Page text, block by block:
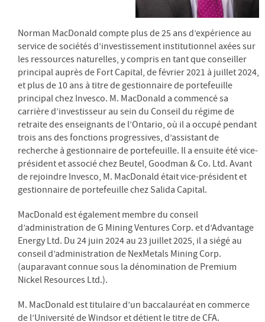
Norman MacDonald compte plus de 25 ans d’expérience au
service de sociétés d’investissement institutionnel axées sur
les ressources naturelles, y compris en tant que conseiller
principal auprès de Fort Capital, de février 2021 à juillet 2024,
et plus de 10 ans à titre de gestionnaire de portefeuille
principal chez Invesco. M. MacDonald a commencé sa
carrière d’investisseur au sein du Conseil du régime de
retraite des enseignants de l’Ontario, où il a occupé pendant
trois ans des fonctions progressives, d’assistant de
recherche à gestionnaire de portefeuille. Il a ensuite été vice-
président et associé chez Beutel, Goodman & Co. Ltd. Avant
de rejoindre Invesco, M. MacDonald était vice-président et
gestionnaire de portefeuille chez Salida Capital.
MacDonald est également membre du conseil
d’administration de G Mining Ventures Corp. et d’Advantage
Energy Ltd. Du 24 juin 2024 au 23 juillet 2025, il a siégé au
conseil d’administration de NexMetals Mining Corp.
(auparavant connue sous la dénomination de Premium
Nickel Resources Ltd.).
M. MacDonald est titulaire d’un baccalauréat en commerce
de l’Université de Windsor et détient le titre de CFA.